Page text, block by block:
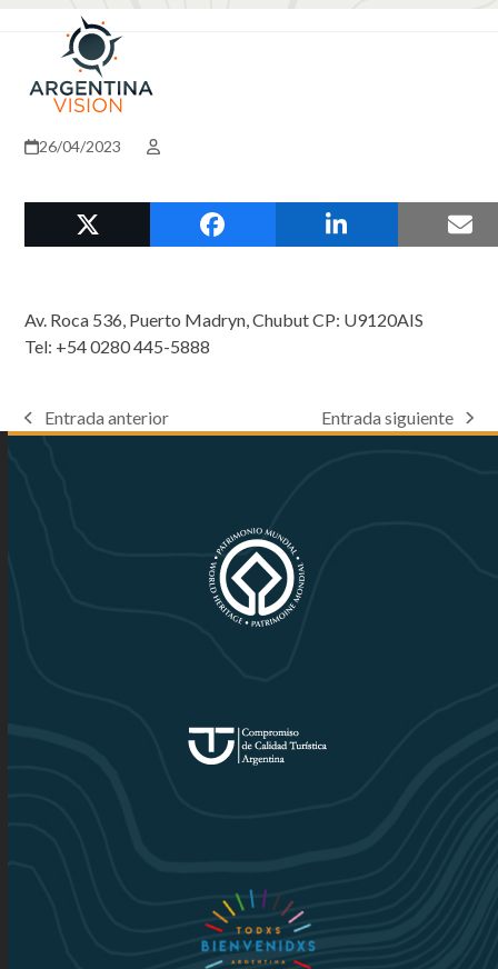
Open
mobile
menu
Close
mobile
menu
26/04/2023
Av. Roca 536, Puerto Madryn, Chubut CP: U9120AIS
Tel: +54 0280 445-5888
previous
Entrada anterior
next
Entrada siguiente